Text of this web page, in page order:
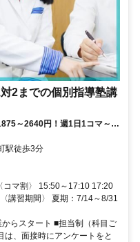
2までの個別指導塾講
～2640円！週1日1コマ～私
駅徒歩3分
コマ割〉 15:50～17:10 17:20
講習期間〉 夏期：7/14～8/31
らスタート ■担当制（科目ご
は、面接時にアンケートをと